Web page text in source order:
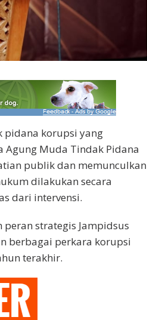
pidana korupsi yang
Agung Muda Tindak Pidana
publik dan memunculkan
dilakukan secara
dari intervensi.
strategis Jampidsus
berbagai perkara korupsi
terakhir.